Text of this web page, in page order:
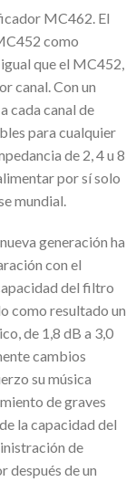
MC462. El
como
que el MC452,
canal. Con un
cada canal de
para cualquier
de 2, 4 u 8
por sí solo
mundial.
generación ha
con el
del filtro
como resultado un
de 1,8 dB a 3,0
cambios
su música
de graves
la capacidad del
de
después de un